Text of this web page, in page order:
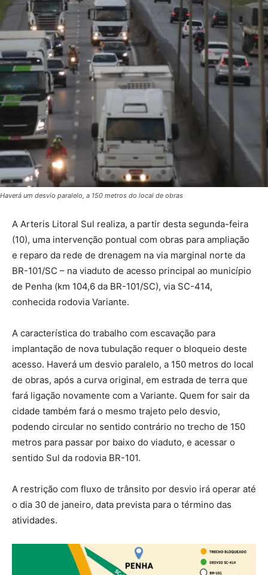
Haverá um desvio paralelo, a 150 metros do local de obras
A Arteris Litoral Sul realiza, a partir desta segunda-feira
(10), uma intervenção pontual com obras para ampliação
e reparo da rede de drenagem na via marginal norte da
BR-101/SC – na viaduto de acesso principal ao município
de Penha (km 104,6 da BR-101/SC), via SC-414,
conhecida rodovia Variante.
A característica do trabalho com escavação para
implantação de nova tubulação requer o bloqueio deste
acesso. Haverá um desvio paralelo, a 150 metros do local
de obras, após a curva original, em estrada de terra que
fará ligação novamente com a Variante. Quem for sair da
cidade também fará o mesmo trajeto pelo desvio,
podendo circular no sentido contrário no trecho de 150
metros para passar por baixo do viaduto, e acessar o
sentido Sul da rodovia BR-101.
A restrição com fluxo de trânsito por desvio irá operar até
o dia 30 de janeiro, data prevista para o término das
atividades.